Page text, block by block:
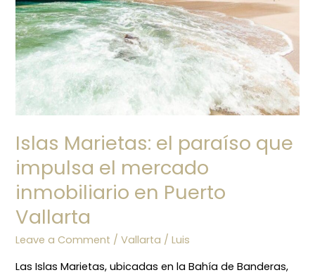
Islas Marietas: el paraíso que
impulsa el mercado
inmobiliario en Puerto
Vallarta
Leave a Comment /Vallarta /Luis
Las Islas Marietas, ubicadas en la Bahía de Banderas,